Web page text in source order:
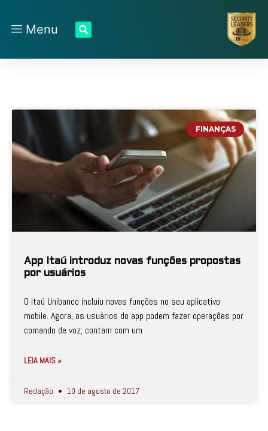
Menu
FINANÇAS
App Itaú introduz novas funções propostas
por usuários
O Itaú Unibanco incluiu novas funções no seu aplicativo
mobile. Agora, os usuários do app podem fazer operações por
comando de voz; contam com um
LEIA MAIS »
Redação 10 de agosto de 2017